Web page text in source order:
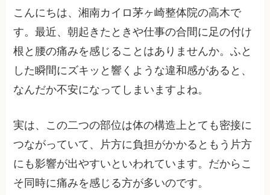
こんにちは、湘南カイロ茅ヶ崎整体院の高木で
す。最近、朝起きたときや仕事の合間に足の付け
根と腰の痛みを感じることはありませんか。ふと
した瞬間にズキッと響くような違和感があると、
なんだか不安になってしまいますよね。
実は、この二つの部位は体の構造上とても密接に
つながっていて、片方に負担がかかるともう片方
にも影響が出やすいといわれています。だからこ
そ同時に痛みを感じる方が多いのです。